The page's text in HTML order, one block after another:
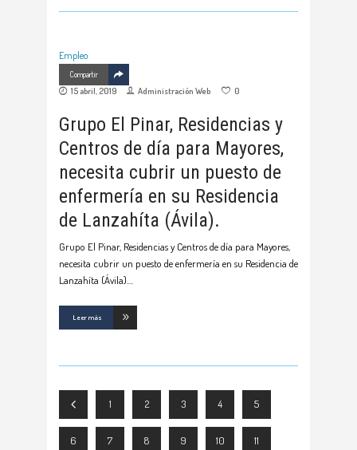
Empleo
Compartir
15 abril, 2019 Administración Web 0
Grupo El Pinar, Residencias y
Centros de día para Mayores,
necesita cubrir un puesto de
enfermería en su Residencia
de Lanzahíta (Ávila).
Grupo El Pinar, Residencias y Centros de día para Mayores,
necesita cubrir un puesto de enfermería en su Residencia de
Lanzahíta (Ávila).
Leer más
1 2 3 4 5
6 7 8 9 10 11